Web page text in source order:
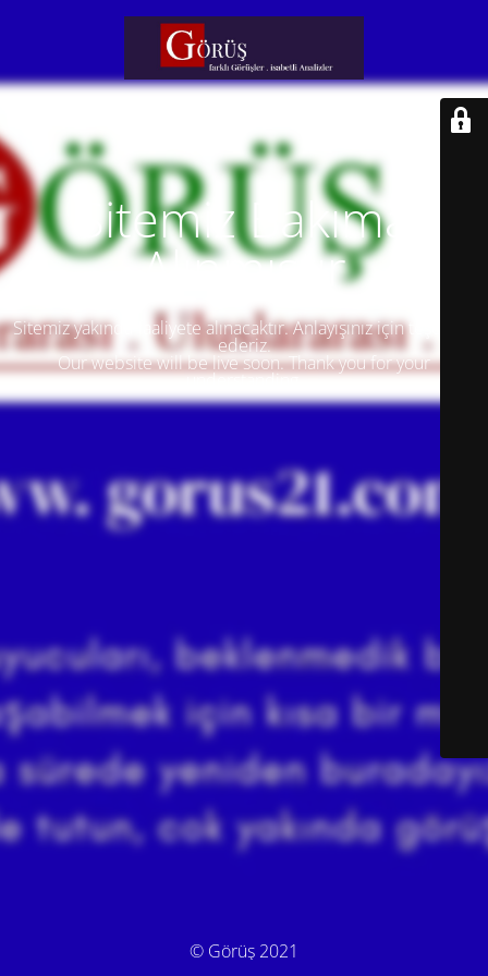
Sitemiz Bakıma
Alınmıştır
Sitemiz yakında faaliyete alınacaktır. Anlayışınız için teşekkür
ederiz.
Our website will be live soon. Thank you for your
understanding.
© Görüş 2021